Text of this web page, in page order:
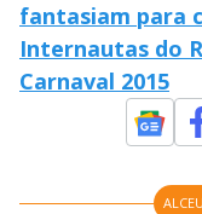
fantasiam para
Internautas do
Carnaval 2015